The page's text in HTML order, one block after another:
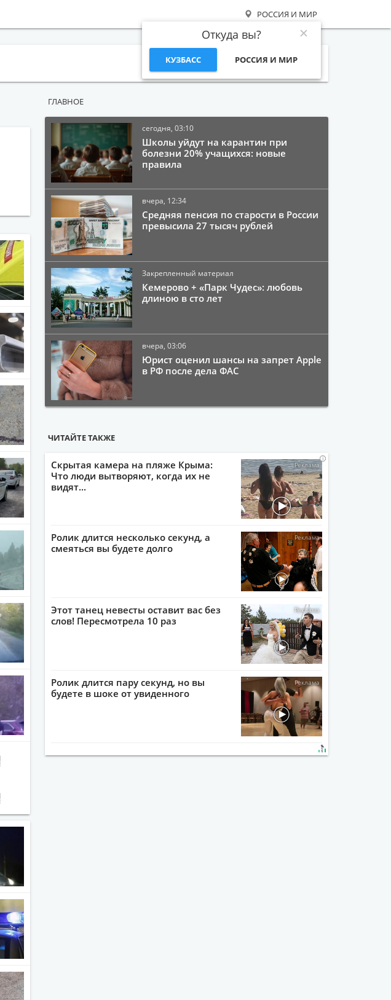
РОССИЯ И МИР
Откуда вы?
КУЗБАСС РОССИЯ И МИР
Поиск
ГЛАВНОЕ
сегодня, 03:10
Школы уйдут на карантин при
болезни 20% учащихся: новые
правила
вчера, 12:34
Средняя пенсия по старости в России
превысила 27 тысяч рублей
Закрепленный материал
Кемерово + «Парк Чудес»: любовь
длиною в сто лет
вчера, 03:06
Юрист оценил шансы на запрет Apple
в РФ после дела ФАС
ЧИТАЙТЕ ТАКЖЕ
i
Скрытая камера на пляже Крыма:
Что люди вытворяют, когда их не
видят...
i
Ролик длится несколько секунд, а
смеяться вы будете долго
i
Этот танец невесты оставит вас без
слов! Пересмотрела 10 раз
i
Ролик длится пару секунд, но вы
будете в шоке от увиденного